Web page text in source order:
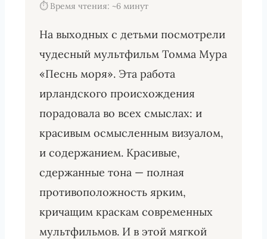
⏱ Время чтения: ~6 минут
На выходных с детьми посмотрели
чудесный мультфильм Томма Мура
«Песнь моря». Эта работа
ирландского происхождения
порадовала во всех смыслах: и
красивым осмысленным визуалом,
и содержанием. Красивые,
сдержанные тона — полная
противоположность ярким,
кричащим краскам современных
мультфильмов. И в этой мягкой